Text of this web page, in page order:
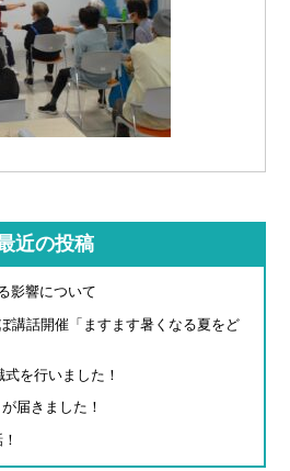
近の投稿
影響について
講話開催「ますます暑くなる夏をど
を行いました！
届きました！